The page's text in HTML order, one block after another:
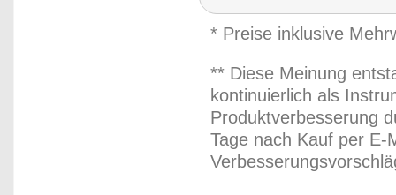
* Preise inklusive
** Diese Meinung
kontinuierlich als
Produktverbesserung
Tage nach Kauf per E-